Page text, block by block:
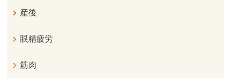
産後
眼精疲労
筋肉